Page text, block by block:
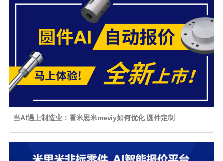
当AI遇上制造业：看米思米meviy如何优化 圆件定制